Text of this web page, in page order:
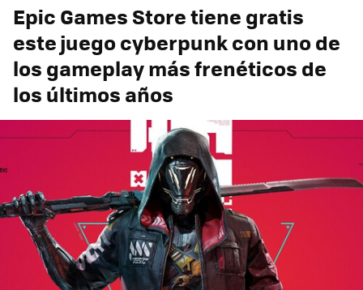
Epic Games Store tiene gratis
este juego cyberpunk con uno de
los gameplay más frenéticos de
los últimos años